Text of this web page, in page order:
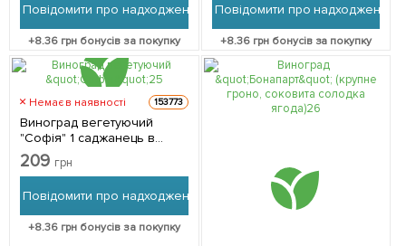
Повідомити про надходження
+8.36 грн бонусів за покупку
Повідомити про надходження
+8.36грн бонусів за покупку
Немає в наявності 153773
Виноград вегетуючий
"Софія" 1 саджанець в
упаковці
209 грн
Повідомити про надходження
+8.36 грн бонусів за покупку